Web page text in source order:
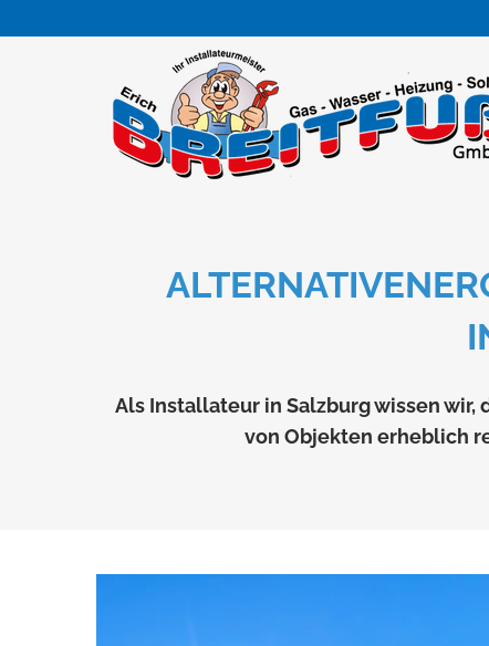
Als Installateur in Salzburg wissen
von Objekten erheblich